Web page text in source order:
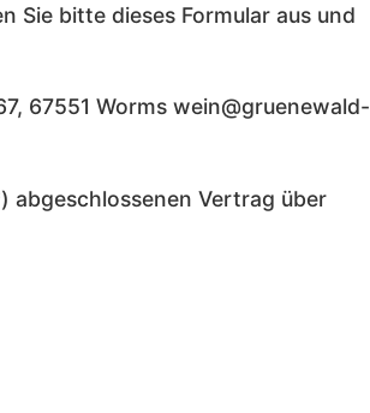
Sie bitte dieses Formular aus und
67551 Worms wein@gruenewald-
Vertrag über